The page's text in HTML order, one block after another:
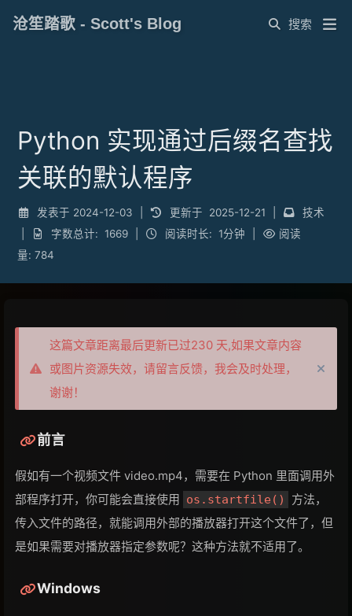
Python 实现通过后缀名查找
关联的默认程序
发表于 2024-12-03 更新于 2025-12-21
技术
字数总计: 1669 阅读时长: 1分钟
阅读
量: 784
沧笙踏歌 - Scott's Blog
这篇文章距离最后更新已过230 天,如果文章内容
或图片资源失效，请留言反馈，我会及时处理，
谢谢！
前言
假如有一个视频文件 video.mp4，需要在 Python 里面调用外
部程序打开，你可能会直接使用 os.startfile()
方法，
传入文件的路径，就能调用外部的播放器打开这个文件了，但
是如果需要对播放器指定参数呢？这种方法就不适用了。
Windows